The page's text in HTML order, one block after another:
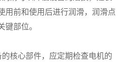
用前和使用后进行润滑，润滑点
部位。
核心部件，应定期检查电机的